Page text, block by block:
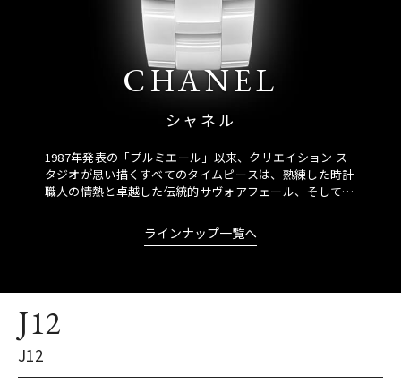
CHANEL
シャネル
1987年発表の「プルミエール」以来、クリエイション ス
タジオが思い描くすべてのタイムピースは、熟練した時計
職人の情熱と卓越した伝統的サヴォアフェール、そして革
され続けています。<br />ラインナップ一覧へ
J12
J12